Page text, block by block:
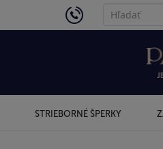
4434
STRIEBORNÉ ŠPERKY